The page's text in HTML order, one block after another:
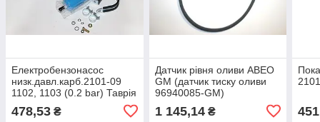
Електробензонасос
низк.давл.карб.2101-09
1102, 1103 (0.2 bar) Таврія
(низького тиску)
478,53 ₴
Датчик рівня оливи АВЕО
GM (датчик тиску оливи
96940085-GM)
1 145,14₴